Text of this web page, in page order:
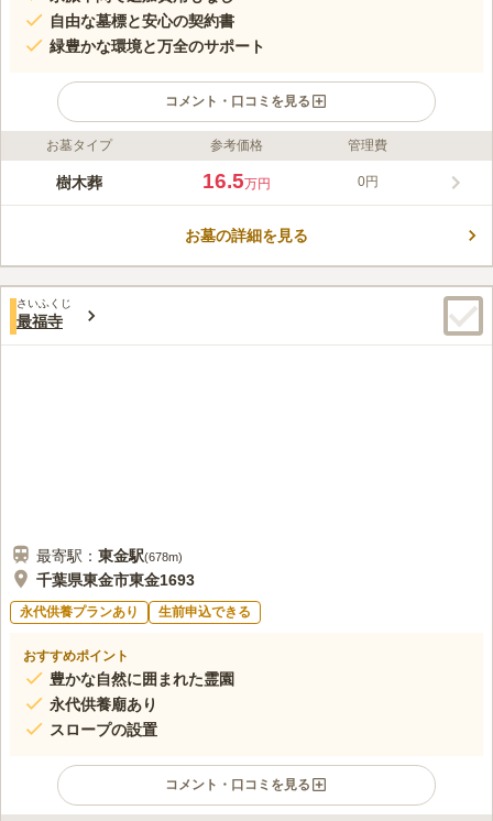
自由な墓標と安心の契約書
緑豊かな環境と万全のサポート
コメント・口コミを見る
ライフドット編集部のコメント
桜などの自然に囲まれた穏やかな雰囲気の中で眠れる、法光寺境
時の立会費が含まれた明瞭な料金設定で、後からの追加費用は一
口コミ評価
この霊園はまだ誰からも評価されていません。
お墓タイプ 参考価格 管理費
樹木葬 16.5万円 0円
お墓の詳細を見る
さいふくじ
最福寺
最寄駅： 東金駅(678m)
千葉県東金市東金1693
永代供養プランあり 生前申込できる
おすすめポイント
豊かな自然に囲まれた霊園
永代供養廟あり
スロープの設置
コメント・口コミを見る